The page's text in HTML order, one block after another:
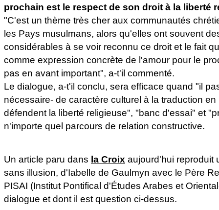
prochain est le respect de son droit à la liberté
"C'est un thème très cher aux communautés
les Pays musulmans, alors qu'elles ont souvent
considérables à se voir reconnu ce droit et le fait
comme expression concrète de l'amour pour le
pas en avant important", a-t'il commenté.
Le dialogue, a-t'il conclu, sera efficace quand "il
nécessaire- de caractère culturel à la traduction
défendent la liberté religieuse", "banc d'essai" et
n'importe quel parcours de relation constructive.
Un article paru dans la Croix aujourd'hui reproduit
sans illusion, d'Iabelle de Gaulmyn avec le Père
PISAI (Institut Pontifical d'Études Arabes et
dialogue et dont il est question ci-dessus.